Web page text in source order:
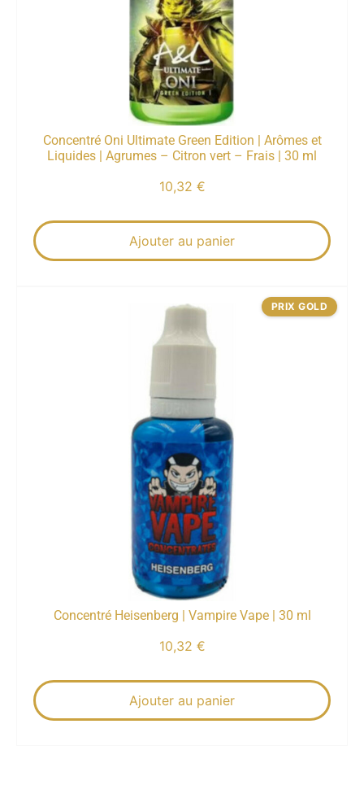
Concentré Oni Ultimate Green Edition | Arômes et
Liquides | Agrumes – Citron vert – Frais | 30 ml
10,32 €
Ajouter au panier
Concentré Heisenberg | Vampire Vape | 30 ml
10,32 €
Ajouter au panier
PRIX GOLD